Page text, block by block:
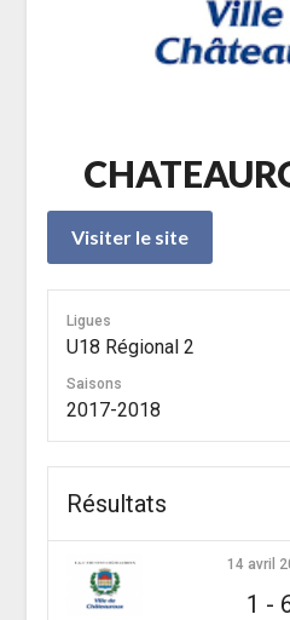
Ligues
U18 Régional 2
Saisons
2017-2018
Résultats
14 avril
1 -